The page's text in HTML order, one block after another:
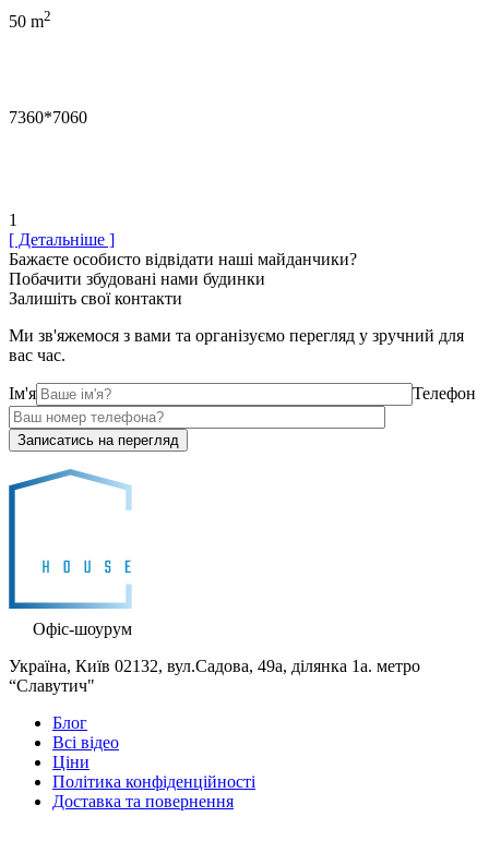
50 m2
7360*7060
1
[ Детальніше ]
Бажаєте особисто відвідати наші майданчики?
Побачити збудовані нами будинки
Залишіть свої контакти
Ми зв'яжемося з вами та організуємо перегляд у зручний для
вас час.
Ім'я Телефон
Офіс-шоурум
Україна, Київ 02132, вул.Садова, 49а, ділянка 1а. метро
“Славутич"
Блог
Всі відео
Ціни
Політика конфіденційності
Доставка та повернення